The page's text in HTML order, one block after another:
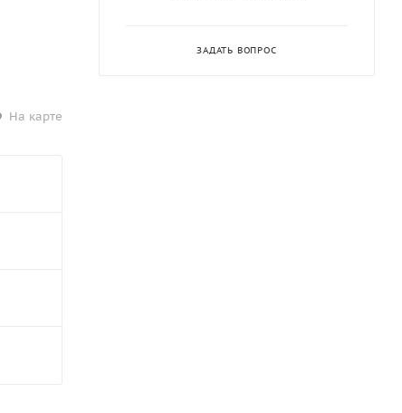
На карте
ЗАДАТЬ ВОПРОС